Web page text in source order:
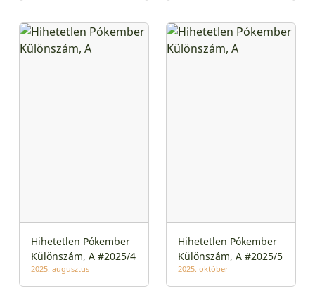
Hihetetlen Pókember
Különszám, A #2025/4
2025. augusztus
Hihetetlen Pókember
Különszám, A #2025/5
2025. október